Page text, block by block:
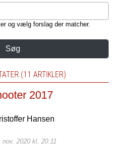
og vælg forslag der matcher.
Søg
(11 ARTIKLER)
2017
Hansen
2020 kl. 20:11